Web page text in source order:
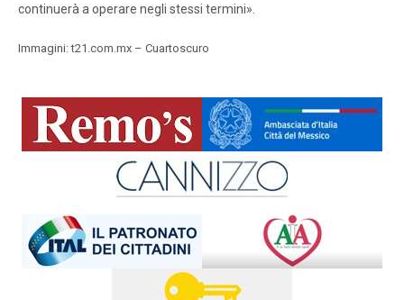
continuerà a operare negli stessi termini».
Immagini: t21.com.mx – Cuartoscuro